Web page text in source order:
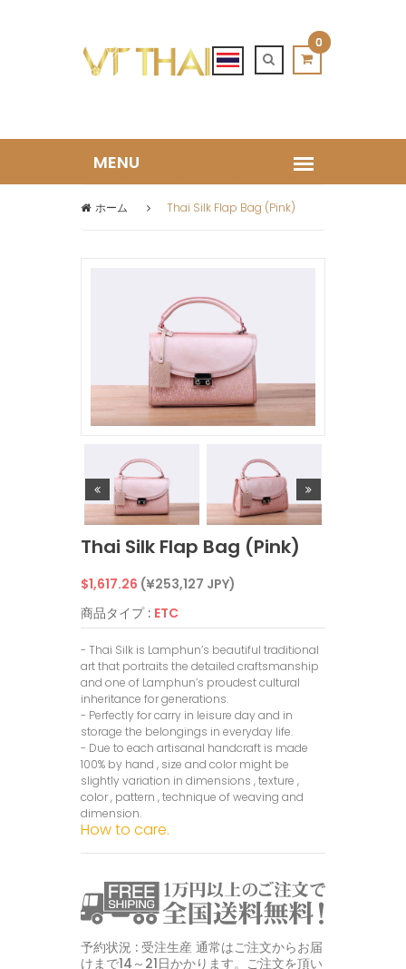
0
ホーム Thai Silk Flap Bag (Pink)
Thai Silk Flap Bag (Pink)
通
常
価
格
$1,617.26 (¥253,127 JPY)
商品タイプ : ETC
- Thai Silk is Lamphun’s beautiful traditional
art that portraits the detailed craftsmanship
and one of Lamphun’s proudest cultural
inheritance for generations.
- Perfectly for carry in leisure day and in
storage the belongings in everyday life.
- Due to each artisanal handcraft is made
100% by hand , size and color might be
slightly variation in dimensions , texture ,
color , pattern , technique of weaving and
dimension.
How to care.
予約状況 : 受注生産 通常はご注文からお届
けまで14～21日かかります。ご注文を頂い